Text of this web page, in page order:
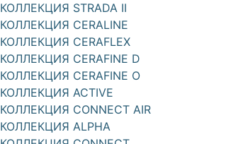
КОЛЛЕКЦИЯ STRADA II
КОЛЛЕКЦИЯ CERALINE
КОЛЛЕКЦИЯ CERAFLEX
КОЛЛЕКЦИЯ CERAFINE D
КОЛЛЕКЦИЯ CERAFINE O
КОЛЛЕКЦИЯ ACTIVE
КОЛЛЕКЦИЯ CONNECT AIR
КОЛЛЕКЦИЯ ALPHA